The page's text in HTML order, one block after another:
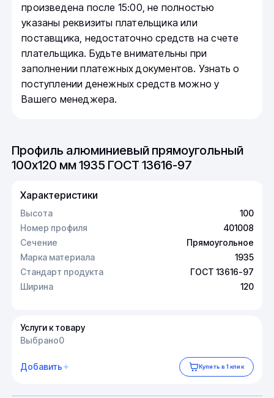
произведена после 15:00, не полностью
указаны реквизиты плательщика или
поставщика, недостаточно средств на счете
плательщика. Будьте внимательны при
заполнении платежных документов. Узнать о
поступлении денежных средств можно у
Вашего менеджера.
Профиль алюминиевый прямоугольный
100х120 мм 1935 ГОСТ 13616-97
Характеристики
Высота
100
Номер профиля
401008
Сечение
Прямоугольное
Марка материала
1935
Стандарт продукта
ГОСТ 13616-97
Ширина
120
Услуги к товару
Выбрано0
Добавить Купить в 1 клик